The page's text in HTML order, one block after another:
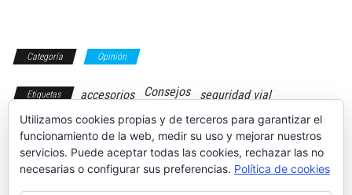
Categoría Opinión
Etiquetas accesorios Consejos seguridad vial
Utilizamos cookies propias y de terceros para garantizar el
funcionamiento de la web, medir su uso y mejorar nuestros
servicios. Puede aceptar todas las cookies, rechazar las no
necesarias o configurar sus preferencias. Política de cookies